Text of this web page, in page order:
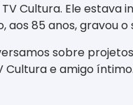
Cultura. Ele estava
85 anos, gravou o
sobre
e amigo